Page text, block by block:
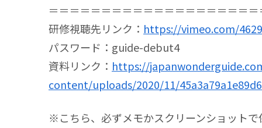
＝＝＝＝＝＝＝＝＝＝＝＝＝＝＝＝＝＝＝
研修視聴先リンク： https://vimeo.com/
パスワード：guide-debut4
資料リンク： https://
content/uploads/2020/11/
※こちら、必ずメモかスクリーンショットで